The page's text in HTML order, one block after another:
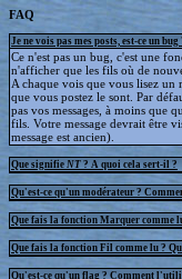
FAQ
Je ne vois pas mes posts, est-ce un bug
Ce n'est pas un bug, c'est une
n'afficher que les fils où de
A chaque vois que vous lisez un
que vous postez le sont. Par
pas vos messages, à moins que
fils. Votre message devrait être
message est ancien).
Que signifie NT ? A quoi cela sert-il ?
Qu'est-ce qu'un modérateur ?
Que fais la fonction Marquer comme
Que fais la fonction Fil comme lu ?
Qu'est-ce qu'un flag ? Comment